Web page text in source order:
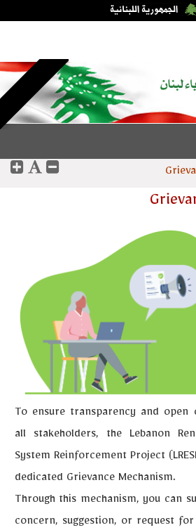
To ensure transparency and
all stakeholders, the Lebanon
System Reinforcement Project
dedicated Grievance Mechanism.
Through this mechanism, you can
concern, suggestion, or request